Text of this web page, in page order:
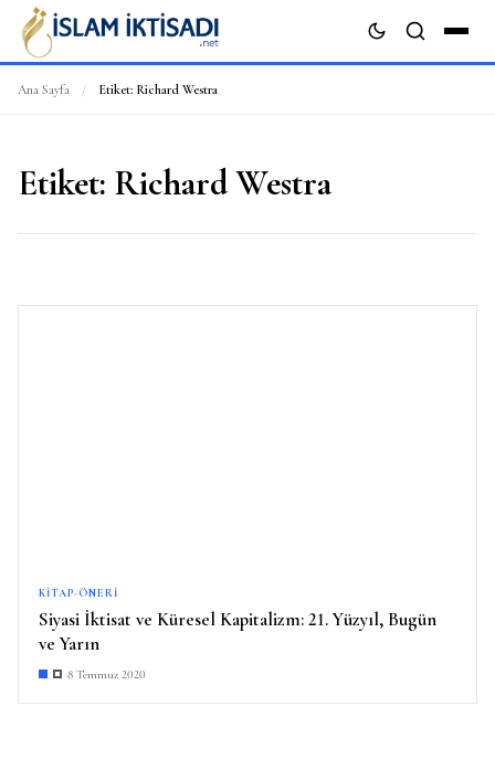
Ana Sayfa / Etiket: Richard Westra
Etiket: Richard Westra
KITAP-ÖNERI
Siyasi İktisat ve Küresel Kapitalizm: 21. Yüzyıl, Bugün
ve Yarın
8 Temmuz 2020